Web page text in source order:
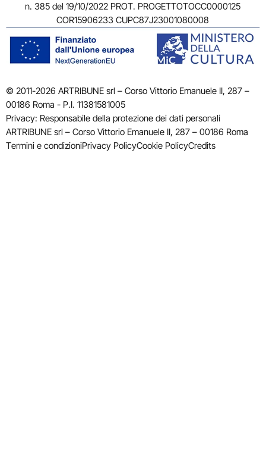
n. 385 del 19/10/2022 PROT. PROGETTOTOCC0000125
COR15906233 CUPC87J23001080008
© 2011-2026 ARTRIBUNE srl – Corso Vittorio Emanuele II, 287 –
00186 Roma - P.I. 11381581005
Privacy: Responsabile della protezione dei dati personali
ARTRIBUNE srl – Corso Vittorio Emanuele II, 287 – 00186 Roma
Termini e condizioniPrivacy PolicyCookie PolicyCredits